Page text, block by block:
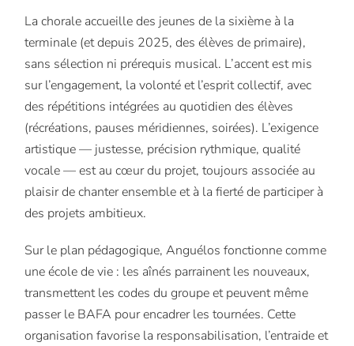
La chorale accueille des jeunes de la sixième à la
terminale (et depuis 2025, des élèves de primaire),
sans sélection ni prérequis musical. L’accent est mis
sur l’engagement, la volonté et l’esprit collectif, avec
des répétitions intégrées au quotidien des élèves
(récréations, pauses méridiennes, soirées). L’exigence
artistique — justesse, précision rythmique, qualité
vocale — est au cœur du projet, toujours associée au
plaisir de chanter ensemble et à la fierté de participer à
des projets ambitieux.
Sur le plan pédagogique, Anguélos fonctionne comme
une école de vie : les aînés parrainent les nouveaux,
transmettent les codes du groupe et peuvent même
passer le BAFA pour encadrer les tournées. Cette
organisation favorise la responsabilisation, l’entraide et